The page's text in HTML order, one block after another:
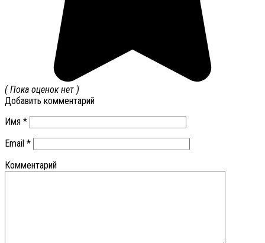
( Пока оценок нет )
Добавить комментарий
Имя *
Email *
Комментарий